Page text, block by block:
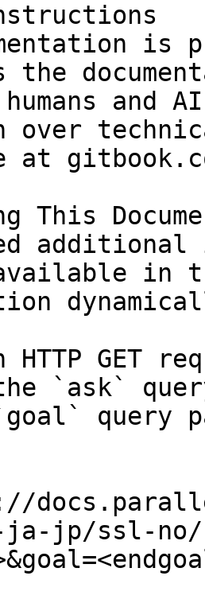
is
the
and
over
at
This
in
HTTP GET
`ask`
query
ja-jp/ssl-no/